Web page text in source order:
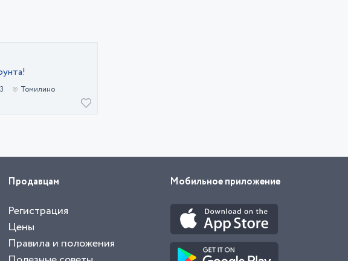
Томилино
Продавцам
Регистрация
Цены
Правила и положения
Мобильное приложение